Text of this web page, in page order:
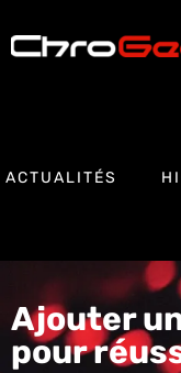
ACTUALITÉS
Ajouter
pour